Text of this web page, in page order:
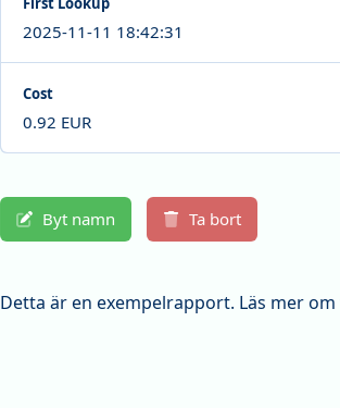
2025-11-11 18:42:31
Cost
0.92 EUR
Byt namn Ta bort
Detta är en exempelrapport. Läs mer om